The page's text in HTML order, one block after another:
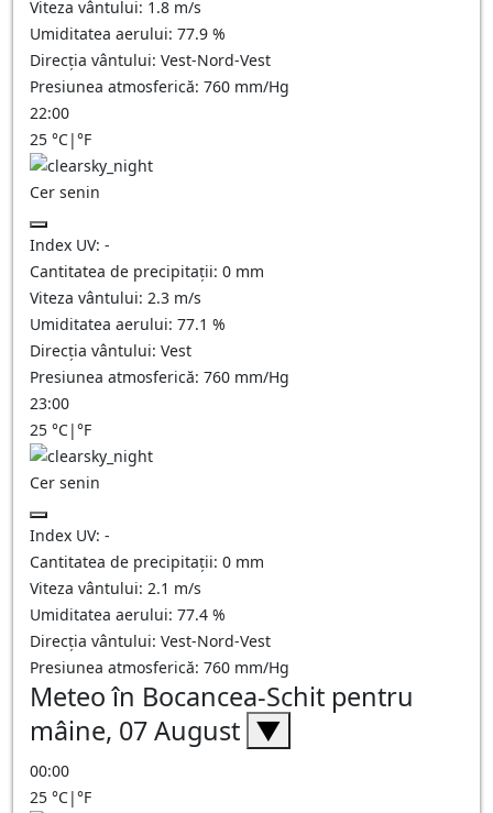
Viteza vântului: 1.8 m/s
Umiditatea aerului: 77.9 %
Direcția vântului: Vest-Nord-Vest
Presiunea atmosferică: 760 mm/Hg
22:00
25 °C|°F
Cer senin
Index UV: -
Cantitatea de precipitații: 0 mm
Viteza vântului: 2.3 m/s
Umiditatea aerului: 77.1 %
Direcția vântului: Vest
Presiunea atmosferică: 760 mm/Hg
23:00
25 °C|°F
Cer senin
Index UV: -
Cantitatea de precipitații: 0 mm
Viteza vântului: 2.1 m/s
Umiditatea aerului: 77.4 %
Direcția vântului: Vest-Nord-Vest
Presiunea atmosferică: 760 mm/Hg
Meteo în Bocancea-Schit pentru
mâine, 07 August ▼
00:00
25 °C|°F